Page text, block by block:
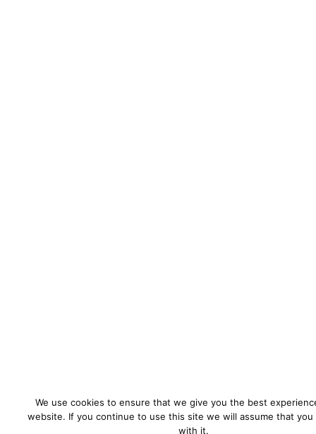
We use cookies to ensure that we give you the best
website. If you continue to use this site we will assume that you
with it.